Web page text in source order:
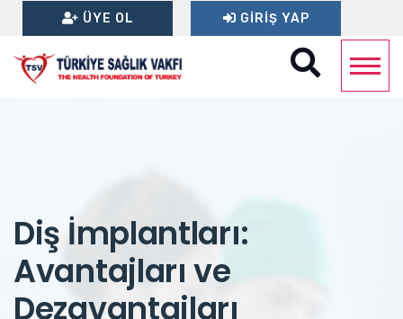
ÜYE OL GIRIŞ YAP
Diş İmplantları:
Avantajları ve
Dezavantajları